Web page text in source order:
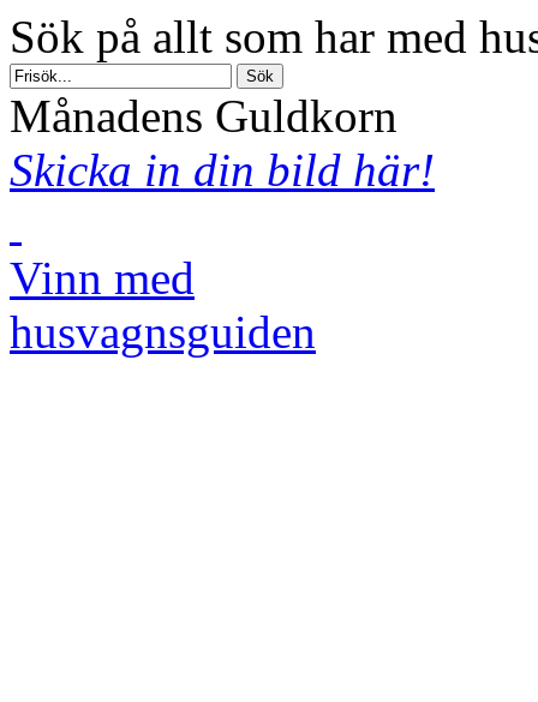
Sök på allt som har med
Månadens Guldkorn
Skicka in din bild här!
Vinn med
husvagnsguiden